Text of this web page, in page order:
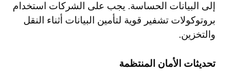
إلى البيانات الحساسة. يجب على الشركات استخدام
بروتوكولات تشفير قوية لتأمين البيانات أثناء النقل
والتخزين.
تحديثات الأمان المنتظمة